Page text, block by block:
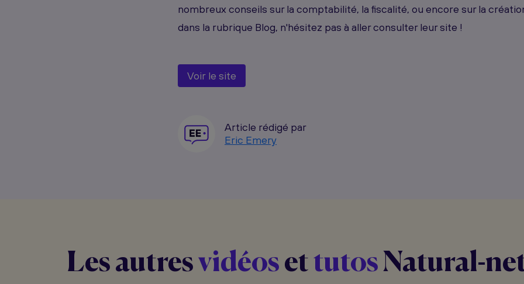
nombreux conseils sur la comptabilité, la fiscalité, ou encore sur la
dans la rubrique Blog, n'hésitez pas à aller consulter leur site !
Voir le site
Article rédigé par
Eric Emery
Les autresvidéos ettutosNatural-